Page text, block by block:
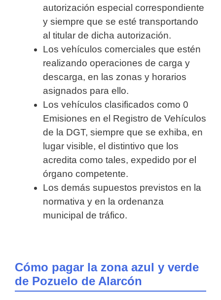
autorización especial correspondiente
y siempre que se esté transportando
al titular de dicha autorización.
Los vehículos comerciales que estén
realizando operaciones de carga y
descarga, en las zonas y horarios
asignados para ello.
Los vehículos clasificados como 0
Emisiones en el Registro de Vehículos
de la DGT, siempre que se exhiba, en
lugar visible, el distintivo que los
acredita como tales, expedido por el
órgano competente.
Los demás supuestos previstos en la
normativa y en la ordenanza
municipal de tráfico.
Cómo pagar la zona azul y verde
de Pozuelo de Alarcón